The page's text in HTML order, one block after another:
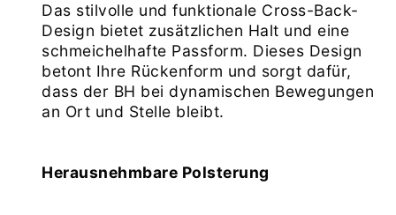
Das stilvolle und funktionale Cross-Back-
Design bietet zusätzlichen Halt und eine
schmeichelhafte Passform. Dieses Design
betont Ihre Rückenform und sorgt dafür,
dass der BH bei dynamischen Bewegungen
an Ort und Stelle bleibt.
Herausnehmbare Polsterung